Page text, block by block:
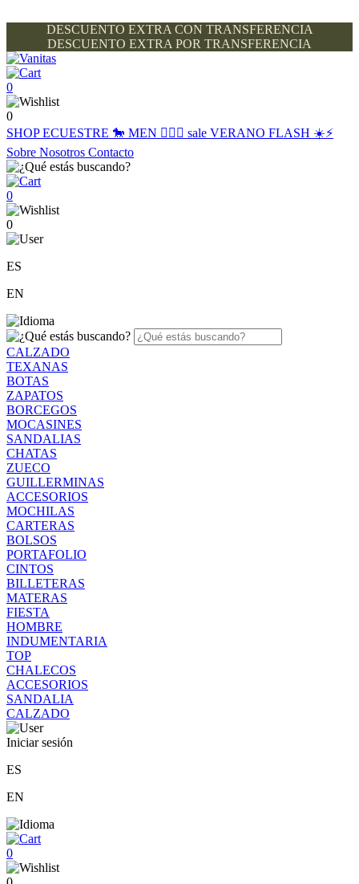
DESCUENTO EXTRA CON TRANSFERENCIA
DESCUENTO EXTRA POR TRANSFERENCIA
0
0
SHOPECUESTRE 🐎 MEN 🙋🏽‍♂️ sale VERANO FLASH ☀️⚡️
Sobre Nosotros Contacto
0
0
ES
EN
CALZADO
TEXANAS
BOTAS
ZAPATOS
BORCEGOS
MOCASINES
SANDALIAS
CHATAS
ZUECO
GUILLERMINAS
ACCESORIOS
MOCHILAS
CARTERAS
BOLSOS
PORTAFOLIO
CINTOS
BILLETERAS
MATERAS
FIESTA
HOMBRE
INDUMENTARIA
TOP
CHALECOS
ACCESORIOS
SANDALIA
CALZADO
Iniciar sesión
ES
EN
0